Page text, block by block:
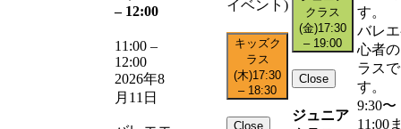
– 12:00
11:00 –
12:00
2026年8
月11日
イベント)
キッズク
ラス
(木)17:30
– 18:30
Close
クラス
(金)17:30
– 19:00
Close
ジュニア
す。
バレ
心者
ラスで
す。
9:30〜
11:00